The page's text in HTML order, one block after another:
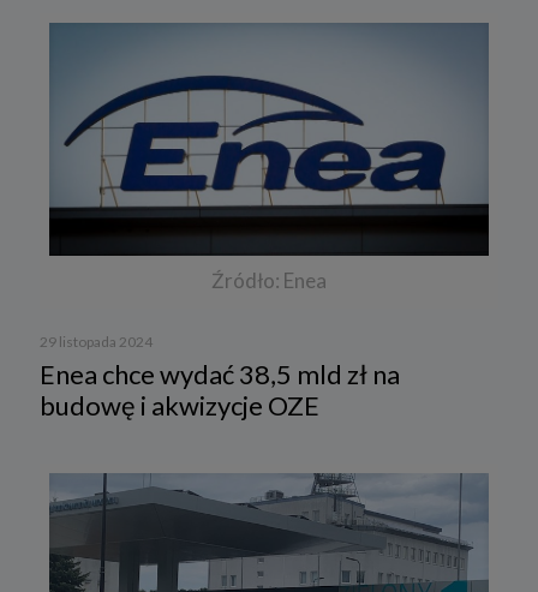
Źródło: Enea
29 listopada 2024
Enea chce wydać 38,5 mld zł na
budowę i akwizycje OZE